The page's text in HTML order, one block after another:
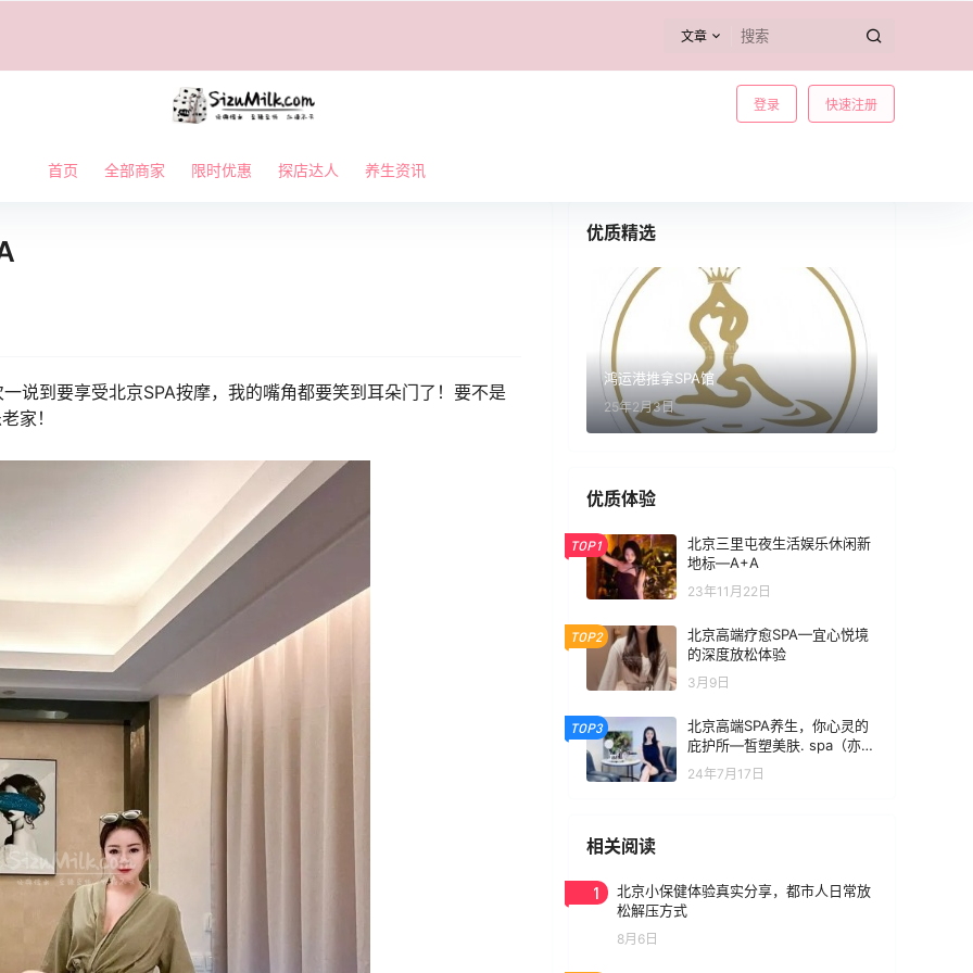
文章
登录 快速注册
首页 全部商家 限时优惠 探店达人 养生资讯
说到要享受北京SPA按摩，我的嘴角都要笑到耳朵门了！要不是
家！
优质精选
鸿运港推拿SPA馆
25年2月3日
优质体验
TOP1
北京三里屯夜生活娱乐休闲新
地标—A+A
23年11月22日
TOP2
北京高端疗愈SPA—宜心悦境
的深度放松体验
3月9日
TOP3
北京高端SPA养生，你心灵的
庇护所—皙塑美肤. spa（亦庄
林肯店）
24年7月17日
相关阅读
1
北京小保健体验真实分享，都市人日常放
松解压方式
8月6日